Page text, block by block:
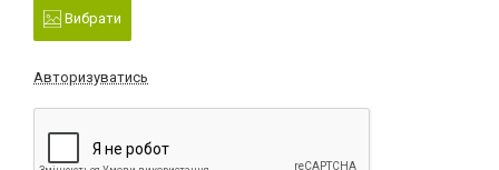
Вибрати
Авторизуватись